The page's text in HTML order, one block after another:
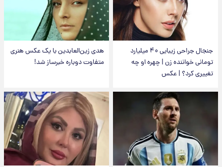
جنجال جراحی زیبایی ۴۰ میلیارد
تومانی خواننده زن | چهره او چه
تغییری کرد؟ | عکس
هدی زین‌العابدین با یک عکس هنری
متفاوت دوباره خبرساز شد!